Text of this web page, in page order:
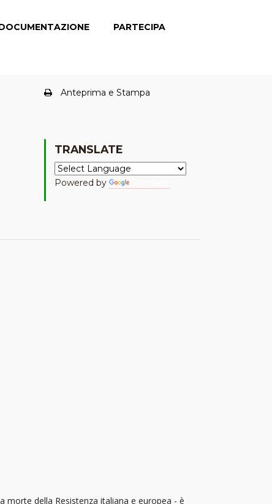
PARTECIPA
Anteprima e Stampa
TRANSLATE
Powered by
morte della Resistenza italiana e europea - è